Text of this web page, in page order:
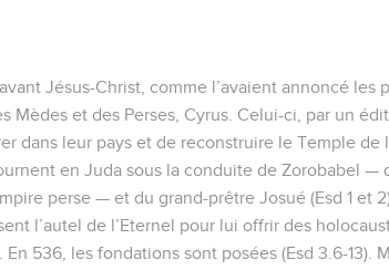
Jésus-Christ, comme l’avaient annoncé
Mèdes et des Perses, Cyrus. Celui-ci, par un
dans leur pays et de reconstruire le Temple de
en Juda sous la conduite de Zorobabel —
perse — et du grand-prêtre Josué (Esd 1 et
l’autel de l’Eternel pour lui offrir des
En 536, les fondations sont posées (Esd 3.6-